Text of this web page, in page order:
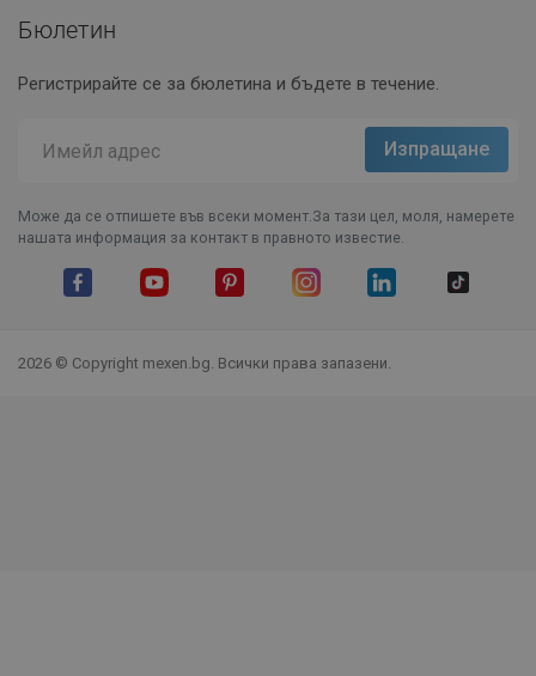
Бюлетин
Регистрирайте се за бюлетина и бъдете в течение.
Може да се отпишете във всеки момент.За тази цел, моля, намерете
нашата информация за контакт в правното известие.
2026 © Copyright mexen.bg. Всички права запазени.